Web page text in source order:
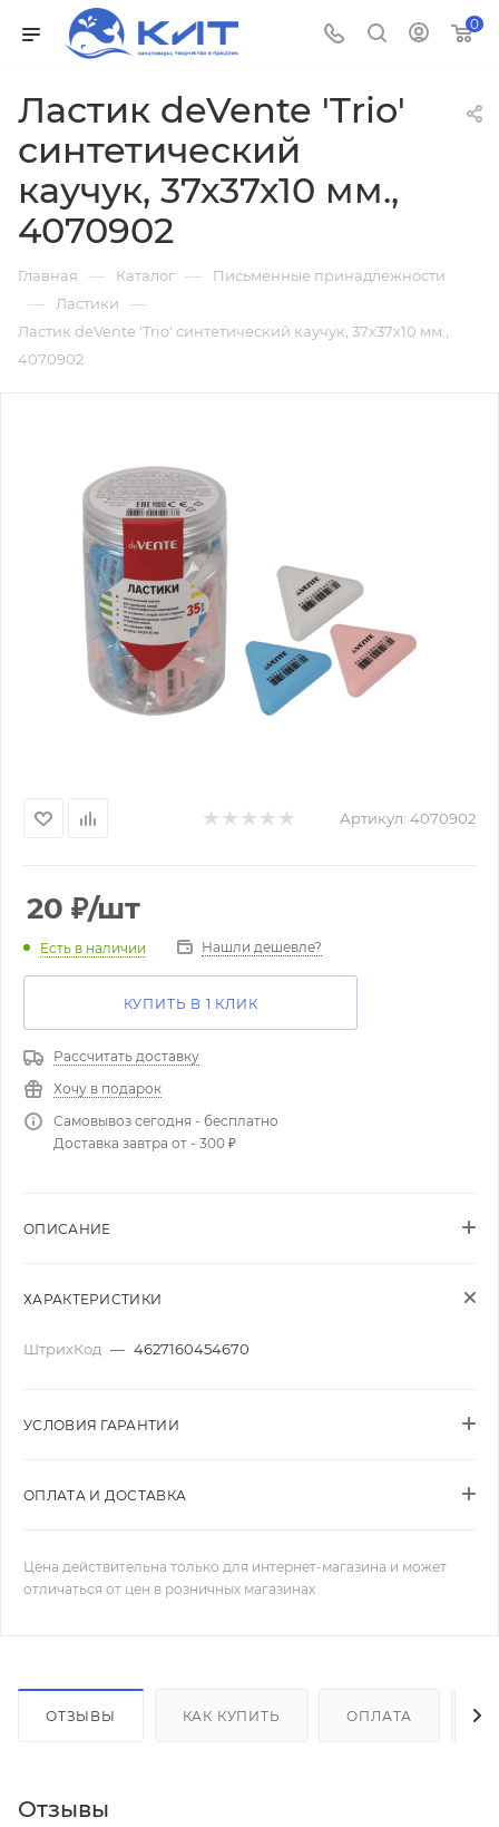
0
Ластик deVente 'Trio'
синтетический
каучук, 37х37х10 мм.,
4070902
Главная — Каталог — Письменные принадлежности
— Ластики —
Ластик deVente 'Trio' синтетический каучук, 37х37х10 мм.,
4070902
Артикул: 4070902
20 ₽/шт
Есть в наличии Нашли дешевле?
КУПИТЬ В 1 КЛИК
Рассчитать доставку
Хочу в подарок
Самовывоз сегодня - бесплатно
Доставка завтра от - 300 ₽
ОПИСАНИЕ
ХАРАКТЕРИСТИКИ
ШтрихКод — 4627160454670
УСЛОВИЯ ГАРАНТИИ
ОПЛАТА И ДОСТАВКА
Цена действительна только для интернет-магазина и может
отличаться от цен в розничных магазинах
ОТЗЫВЫ КАК КУПИТЬ ОПЛАТА
Отзывы